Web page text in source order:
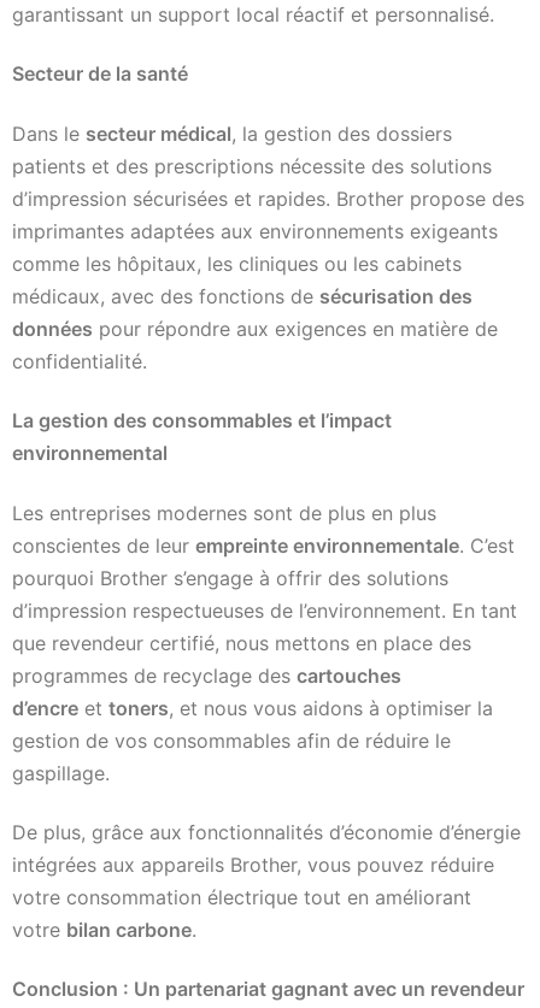
garantissant un support local réactif et personnalisé.
Secteur de la santé
Dans le secteur médical, la gestion des dossiers
patients et des prescriptions nécessite des solutions
d’impression sécurisées et rapides. Brother propose des
imprimantes adaptées aux environnements exigeants
comme les hôpitaux, les cliniques ou les cabinets
médicaux, avec des fonctions de sécurisation des
données pour répondre aux exigences en matière de
confidentialité.
La gestion des consommables et l’impact
environnemental
Les entreprises modernes sont de plus en plus
conscientes de leur empreinte environnementale. C’est
pourquoi Brother s’engage à offrir des solutions
d’impression respectueuses de l’environnement. En tant
que revendeur certifié, nous mettons en place des
programmes de recyclage des cartouches
d’encre et toners, et nous vous aidons à optimiser la
gestion de vos consommables afin de réduire le
gaspillage.
De plus, grâce aux fonctionnalités d’économie d’énergie
intégrées aux appareils Brother, vous pouvez réduire
votre consommation électrique tout en améliorant
votre bilan carbone.
Conclusion : Un partenariat gagnant avec un revendeur